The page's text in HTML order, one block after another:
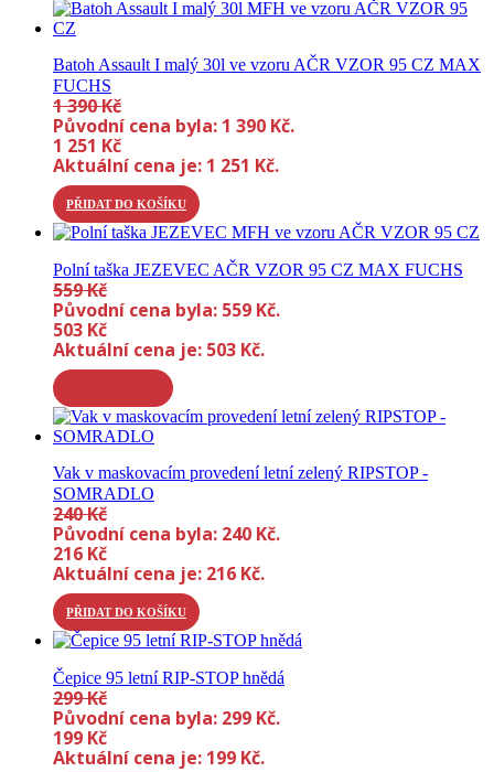
Batoh Assault I malý 30l ve vzoru AČR VZOR 95 CZ MAX
FUCHS
1 390Kč
Původní cena byla: 1 390 Kč.
1 251 Kč
Aktuální cena je: 1 251 Kč.
PŘIDAT DO KOŠÍKU
Polní taška JEZEVEC AČR VZOR 95 CZ MAX FUCHS
559Kč
Původní cena byla: 559 Kč.
503 Kč
Aktuální cena je: 503 Kč.
Vak v maskovacím provedení letní zelený RIPSTOP -
SOMRADLO
240Kč
Původní cena byla: 240 Kč.
216 Kč
Aktuální cena je: 216 Kč.
PŘIDAT DO KOŠÍKU
Čepice 95 letní RIP-STOP hnědá
299Kč
Původní cena byla: 299 Kč.
199 Kč
Aktuální cena je: 199 Kč.